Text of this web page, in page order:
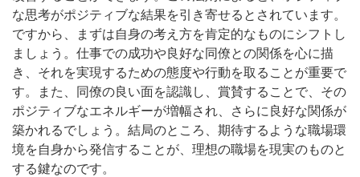
な思考がポジティブな結果を引き寄せるとされています。
ですから、まずは自身の考え方を肯定的なものにシフトし
ましょう。仕事での成功や良好な同僚との関係を心に描
き、それを実現するための態度や行動を取ることが重要で
す。また、同僚の良い面を認識し、賞賛することで、その
ポジティブなエネルギーが増幅され、さらに良好な関係が
築かれるでしょう。結局のところ、期待するような職場環
境を自身から発信することが、理想の職場を現実のものと
する鍵なのです。